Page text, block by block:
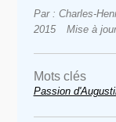
Par : Charles-
2015
Mise à
Mots clés
Passion